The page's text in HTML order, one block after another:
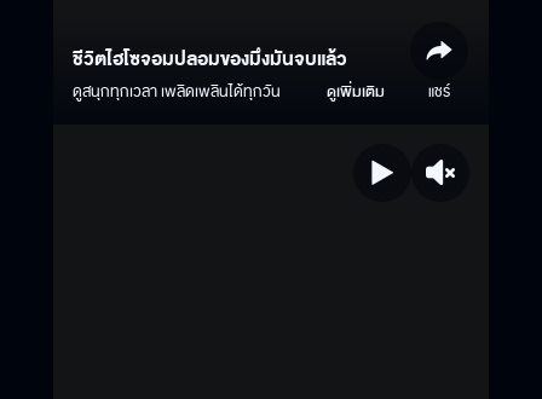
ชีวิตไฮโซจอมปลอมของมึงมันจบแล้ว
ดูสนุกทุกเวลา เพลิดเพลินได้ทุกวัน ดูเพิ่มเติม แชร์